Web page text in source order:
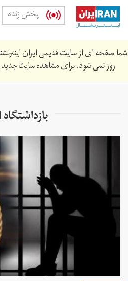
Skip
main
content
پخش زنده
شما صفحه ای از سایت قدیمی ایران
روز نمی شود. برای مشاهده سایت جدید